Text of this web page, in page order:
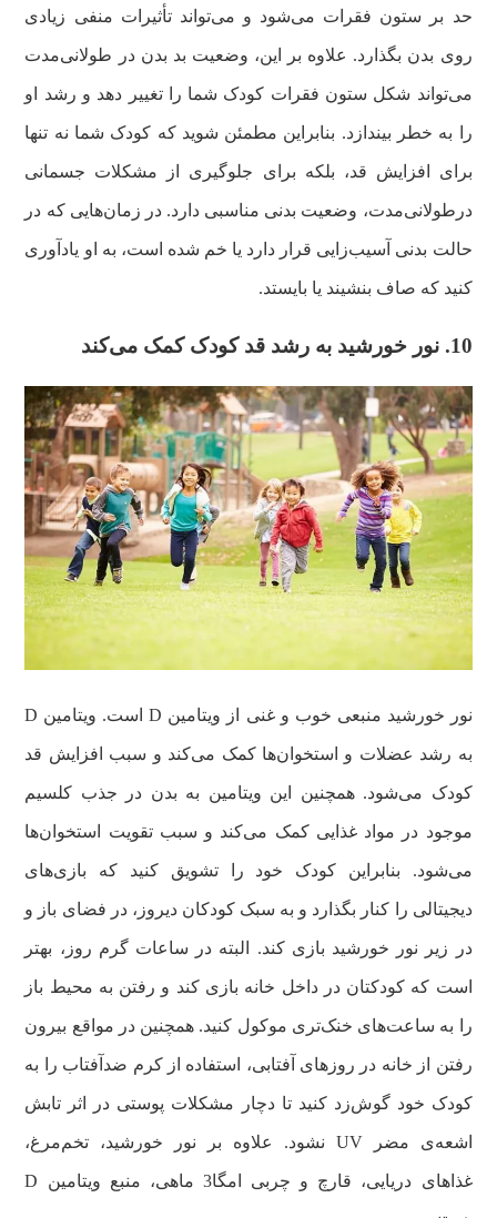
حد بر ستون فقرات می‌شود و می‌تواند تأثیرات منفی زیادی
روی بدن بگذارد. علاوه بر این، وضعیت بد بدن در طولانی‌مدت
می‌تواند شکل ستون فقرات کودک شما را تغییر دهد و رشد او
را به خطر بیندازد. بنابراین مطمئن شوید که کودک شما نه تنها
برای افزایش قد، بلکه برای جلوگیری از مشکلات جسمانی
درطولانی‌مدت، وضعیت بدنی مناسبی دارد. در زمان‌هایی که در
حالت بدنی آسیب‌زایی قرار دارد یا خم شده است، به او یادآوری
کنید که صاف بنشیند یا بایستد.
10. نور خورشید به رشد قد کودک کمک می‌کند
نور خورشید منبعی خوب و غنی از ویتامین D است. ویتامین D
به رشد عضلات و استخوان‌ها کمک می‌کند و سبب افزایش قد
کودک می‌شود. همچنین این ویتامین به بدن در جذب کلسیم
موجود در مواد غذایی کمک می‌کند و سبب تقویت استخوان‌ها
می‌شود. بنابراین کودک خود را تشویق کنید که بازی‌های
دیجیتالی را کنار بگذارد و به سبک کودکان دیروز، در فضای باز و
در زیر نور خورشید بازی کند. البته در ساعات گرم روز، بهتر
است که کودکتان در داخل خانه بازی کند و رفتن به محیط باز
را به ساعت‌های خنک‌تری موکول کنید. همچنین در مواقع بیرون
رفتن از خانه در روزهای آفتابی، استفاده از کرم ضدآفتاب را به
کودک خود گوش‌زد کنید تا دچار مشکلات پوستی در اثر تابش
اشعه‌ی مضر UV نشود. علاوه بر نور خورشید، تخم‌مرغ،
غذاهای دریایی، قارچ و چربی امگا3 ماهی، منبع ویتامین D